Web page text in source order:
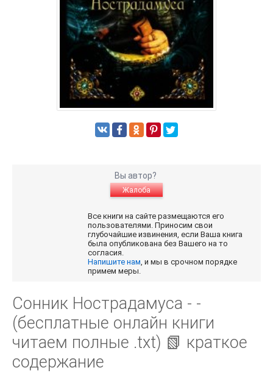
Вы автор?
Жалоба
Все книги на сайте размещаются его
пользователями. Приносим свои
глубочайшие извинения, если Ваша книга
была опубликована без Вашего на то
согласия.
Напишите нам, и мы в срочном порядке
примем меры.
Сонник Нострадамуса - -
(бесплатные онлайн книги
читаем полные .txt) 📗 краткое
содержание